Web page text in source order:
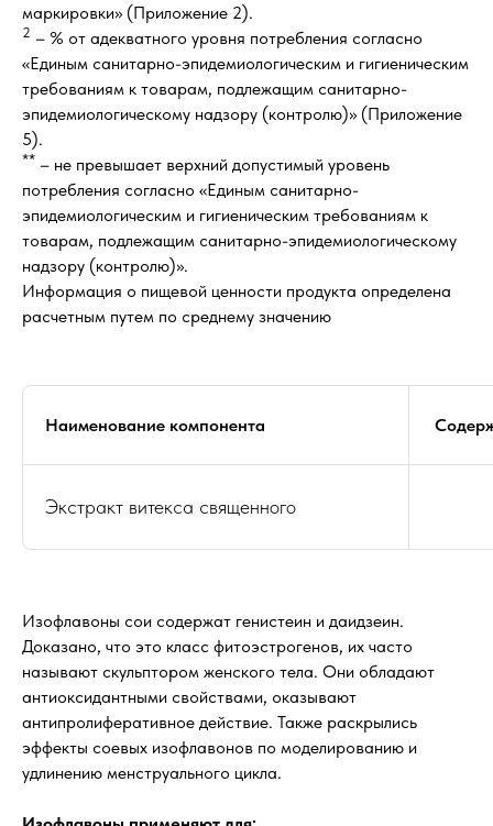
маркировки» (Приложение 2).
2 – % от адекватного уровня потребления согласно
«Единым санитарно-эпидемиологическим и гигиеническим
требованиям к товарам, подлежащим санитарно-
эпидемиологическому надзору (контролю)» (Приложение
5).
** – не превышает верхний допустимый уровень
потребления согласно «Единым санитарно-
эпидемиологическим и гигиеническим требованиям к
товарам, подлежащим санитарно-эпидемиологическому
надзору (контролю)».
Информация о пищевой ценности продукта определена
расчетным путем по среднему значению
Наименование компонента
Экстракт витекса священного
Изофлавоны сои содержат генистеин и даидзеин.
Доказано, что это класс фитоэстрогенов, их часто
называют скульптором женского тела. Они обладают
антиоксидантными свойствами, оказывают
антипролиферативное действие. Также раскрылись
эффекты соевых изофлавонов по моделированию и
удлинению менструального цикла.